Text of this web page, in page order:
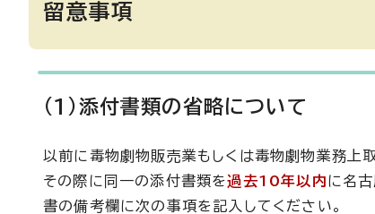
留意事項
(1)添付書類の省略について
以前に毒物劇物販売業もしくは毒物劇物業務上
その際に同一の添付書類を過去10年以内に名
書の備考欄に次の事項を記入してください。